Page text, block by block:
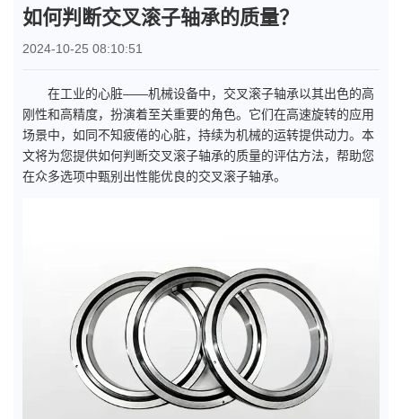
如何判断交叉滚子轴承的质量？
2024-10-25 08:10:51
在工业的心脏——机械设备中，交叉滚子轴承以其出色的高
刚性和高精度，扮演着至关重要的角色。它们在高速旋转的应用
场景中，如同不知疲倦的心脏，持续为机械的运转提供动力。本
文将为您提供如何判断交叉滚子轴承的质量的评估方法，帮助您
在众多选项中甄别出性能优良的交叉滚子轴承。